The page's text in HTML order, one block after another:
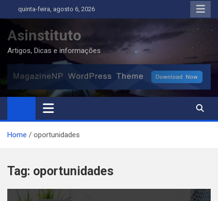
to
content
quinta-feira, agosto 6, 2026
Asinstituto
Artigos, Dicas e informações
Home oportunidades
Tag: oportunidades